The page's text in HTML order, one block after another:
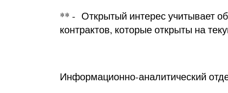
** - Открытый интерес учитывает
контрактов, которые открыты на
Информационно-аналитический